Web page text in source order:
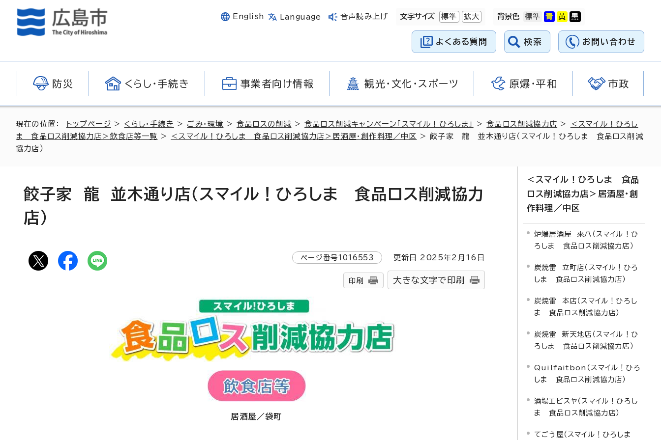
English Language 音声読み上げ 文字サイズ 標準 拡大 背景色
よくある質問 検索 お問い合わせ
防災 くらし・手続き 事業者向け情報 観光・文化・スポーツ 原爆・平和 市政
現在の位置： トップページ > くらし・手続き > ごみ・環境 >食品ロスの削減 >食品ロス削減キャンペーン「スマイル！ひろしま」 >食品ロス削減協力店 >
＜スマイル！ひろし
ま 食品ロス削減協力店＞飲食店等一覧 > ＜スマイル！ひろしま 食品ロス削減協力店＞居酒屋・創作料理／中区
> 餃子家 龍 並木通り店（スマイル！ひろしま 食品ロス削減
協力店）
餃子家 龍 並木通り店（スマイル！ひろしま 食品ロス削減協力
店）
ページ番号1016553 更新日 2025年2月 16 日
印刷 大きな文字で印刷
居酒屋／袋町
＜スマイル！ひろしま 食品
ロス削減協力店＞居酒屋・創
作料理／中区
炉端居酒屋 來八（スマイル！ひ
ろしま 食品ロス削減協力店）
炭焼雷 立町店（スマイル！ひろ
しま 食品ロス削減協力店）
炭焼雷 本店（スマイル！ひろし
ま 食品ロス削減協力店）
炭焼雷 新天地店（スマイル！ひ
ろしま 食品ロス削減協力店）
Quilfaitbon（スマイル！ひろ
しま 食品ロス削減協力店）
酒場エビスヤ（スマイル！ひろし
ま 食品ロス削減協力店）
てごう屋（スマイル！ひろしま